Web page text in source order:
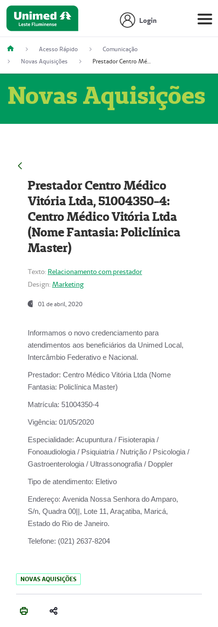
Login
Acesso Rápido
Comunicação
Novas Aquisições
Prestador Centro Médico Vitória Ltda, 51004350-4: Centro Médico Vitória Ltda (Nome Fantasia: Policlínica Master)
Novas Aquisições
Prestador Centro Médico
Vitória Ltda, 51004350-4:
Centro Médico Vitória Ltda
(Nome Fantasia: Policlínica
Master)
Texto: Relacionamento com prestador
Design: Marketing
01 de abril, 2020
Informamos o novo credenciamento para
atendimentos aos beneficiários da Unimed Local,
Intercâmbio Federativo e Nacional.
Prestador: Centro Médico Vitória Ltda (Nome
Fantasia: Policlínica Master)
Matrícula: 51004350-4
Vigência: 01/05/2020
Especialidade: Acupuntura / Fisioterapia /
Fonoaudiologia / Psiquiatria / Nutrição / Psicologia /
Gastroenterologia / Ultrassonografia / Doppler
Tipo de atendimento: Eletivo
Endereço: Avenida Nossa Senhora do Amparo,
S/n, Quadra 00||, Lote 11, Araçatiba, Maricá,
Estado do Rio de Janeiro.
Telefone: (021) 2637-8204
NOVAS AQUISIÇÕES